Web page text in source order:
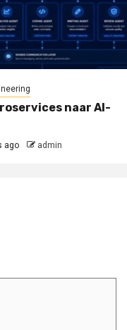
naar AI-
ago admin